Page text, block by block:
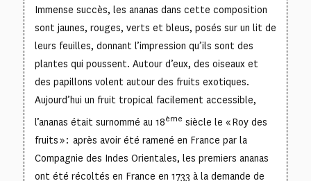
Immense succès, les ananas dans cette composition
sont jaunes, rouges, verts et bleus, posés sur un lit de
leurs feuilles, donnant l’impression qu’ils sont des
plantes qui poussent. Autour d’eux, des oiseaux et
des papillons volent autour des fruits exotiques.
Aujourd’hui un fruit tropical facilement accessible,
l’ananas était surnommé au 18ème siècle le « Roy des
fruits » : après avoir été ramené en France par la
Compagnie des Indes Orientales, les premiers ananas
ont été récoltés en France en 1733 à la demande de